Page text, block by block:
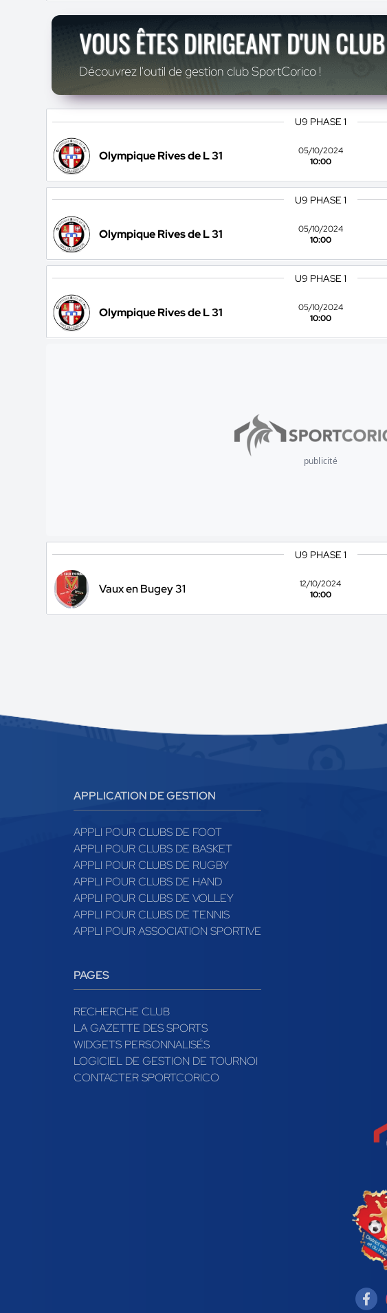
VOUS ÊTES DIRIGEANT D'UN
Découvrez l'outil de gestion club SportCorico !
U9 PHASE 1
Olympique Rives de L 31
05/10/2024
10:00
U9 PHASE 1
Olympique Rives de L 31
05/10/2024
10:00
U9 PHASE 1
Olympique Rives de L 31
05/10/2024
10:00
publicité
U9 PHASE 1
Vaux en Bugey 31
12/10/2024
10:00
APPLICATION DE GESTION
APPLI POUR CLUBS DE FOOT
APPLI POUR CLUBS DE BASKET
APPLI POUR CLUBS DE RUGBY
APPLI POUR CLUBS DE HAND
APPLI POUR CLUBS DE VOLLEY
APPLI POUR CLUBS DE TENNIS
APPLI POUR ASSOCIATION SPORTIVE
PAGES
RECHERCHE CLUB
LA GAZETTE DES SPORTS
WIDGETS PERSONNALISÉS
LOGICIEL DE GESTION DE TOURNOI
CONTACTER SPORTCORICO